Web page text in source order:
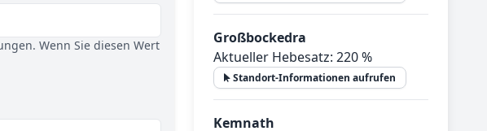
Wenn Sie diesen Wert
Großbockedra
Aktueller Hebesatz: 220 %
Standort-Informationen aufrufen
Kemnath